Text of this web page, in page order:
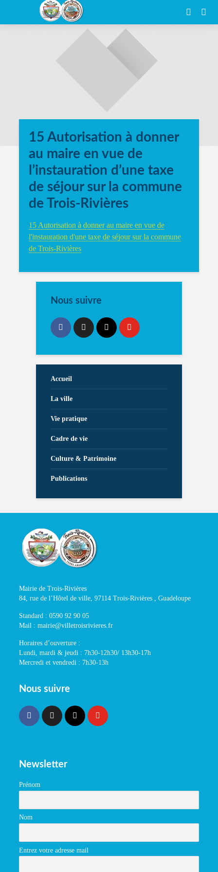
15 Autorisation à donner
au maire en vue de
l’instauration d’une taxe
de séjour sur la commune
de Trois-Rivières
15 Autorisation à donner au maire en vue de
l'instauration d'une taxe de séjour sur la commune
de Trois-Rivières
Nous suivre
Accueil
La ville
Vie pratique
Cadre de vie
Culture & Patrimoine
Publications
Mairie de Trois-Rivières
84, rue de l’Hôtel de ville, 97114 Trois-Rivières , Guadeloupe
Standard : 0590 92 90 05
Mail : mairie@villetroisrivieres.fr
Horaires d’ouverture :
Lundi, mardi & jeudi : 7h30-12h30/ 13h30-17h
Mercredi et vendredi : 7h30-13h
Nous suivre
Newsletter
Prénom
Nom
Entrez votre adresse mail